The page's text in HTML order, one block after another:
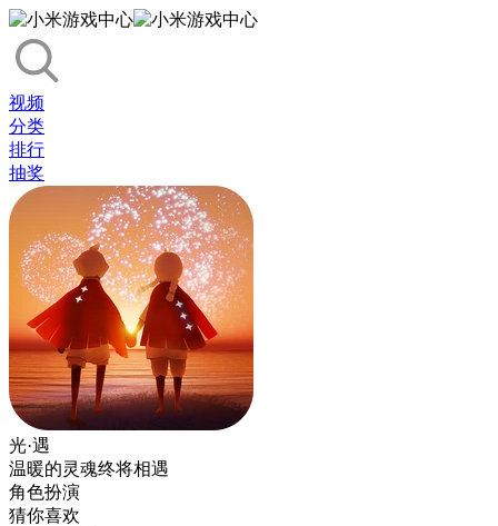
视频
分类
排行
抽奖
光·遇
温暖的灵魂终将相遇
角色扮演
猜你喜欢